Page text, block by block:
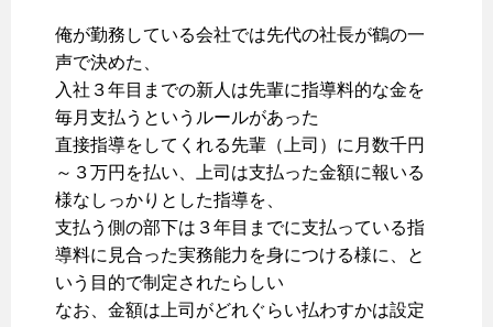
俺が勤務している会社では先代の社長が鶴の一
声で決めた、
入社３年目までの新人は先輩に指導料的な金を
毎月支払うというルールがあった
直接指導をしてくれる先輩（上司）に月数千円
～３万円を払い、上司は支払った金額に報いる
様なしっかりとした指導を、
支払う側の部下は３年目までに支払っている指
導料に見合った実務能力を身につける様に、と
いう目的で制定されたらしい
なお、金額は上司がどれぐらい払わすかは設定